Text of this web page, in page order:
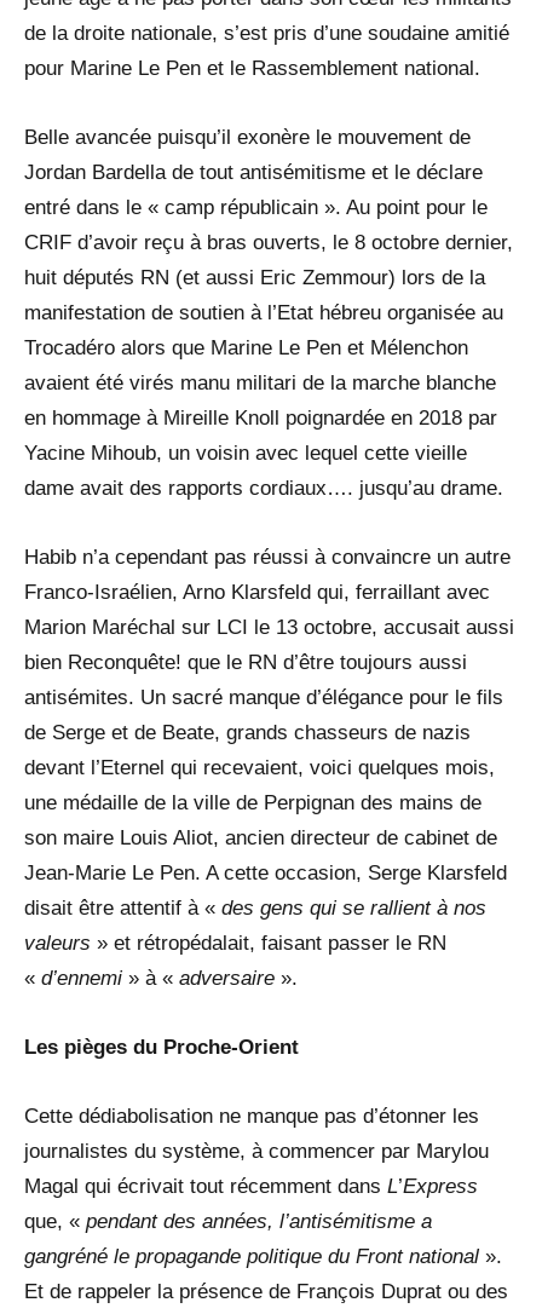
de la droite nationale, s’est pris d’une soudaine amitié
pour Marine Le Pen et le Rassemblement national.
Belle avancée puisqu’il exonère le mouvement de
Jordan Bardella de tout antisémitisme et le déclare
entré dans le « camp républicain ». Au point pour le
CRIF d’avoir reçu à bras ouverts, le 8 octobre dernier,
huit députés RN (et aussi Eric Zemmour) lors de la
manifestation de soutien à l’Etat hébreu organisée au
Trocadéro alors que Marine Le Pen et Mélenchon
avaient été virés manu militari de la marche blanche
en hommage à Mireille Knoll poignardée en 2018 par
Yacine Mihoub, un voisin avec lequel cette vieille
dame avait des rapports cordiaux…. jusqu’au drame.
Habib n’a cependant pas réussi à convaincre un autre
Franco-Israélien, Arno Klarsfeld qui, ferraillant avec
Marion Maréchal sur LCI le 13 octobre, accusait aussi
bien Reconquête! que le RN d’être toujours aussi
antisémites. Un sacré manque d’élégance pour le fils
de Serge et de Beate, grands chasseurs de nazis
devant l’Eternel qui recevaient, voici quelques mois,
une médaille de la ville de Perpignan des mains de
son maire Louis Aliot, ancien directeur de cabinet de
Jean-Marie Le Pen. A cette occasion, Serge Klarsfeld
disait être attentif à « des gens qui se rallient à nos
valeurs » et rétropédalait, faisant passer le RN
« d’ennemi » à « adversaire ».
Les pièges du Proche-Orient
Cette dédiabolisation ne manque pas d’étonner les
journalistes du système, à commencer par Marylou
Magal qui écrivait tout récemment dans L’Express
que, « pendant des années, l’antisémitisme a
gangréné le propagande politique du Front national ».
Et de rappeler la présence de François Duprat ou des